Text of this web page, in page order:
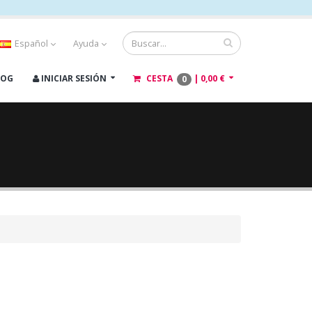
Español Ayuda
INICIAR SESIÓN CESTA 0 | 0,00 €